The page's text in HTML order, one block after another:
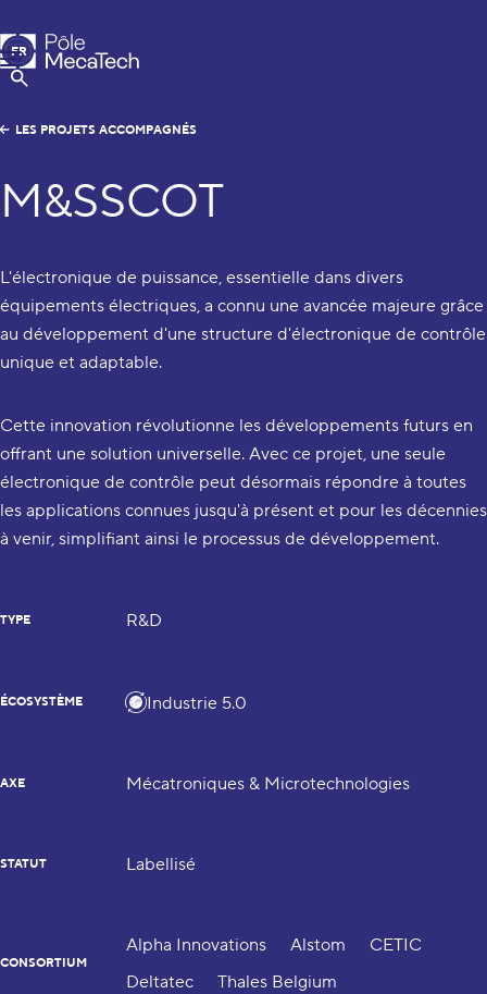
Pôle MecaTech
Menu
Afficher la Recherche
FR
EN
LES PROJETS ACCOMPAGNÉS
M&SSCOT
L'électronique de puissance, essentielle dans divers
équipements électriques, a connu une avancée majeure grâce
au développement d'une structure d'électronique de contrôle
unique et adaptable.
Cette innovation révolutionne les développements futurs en
offrant une solution universelle. Avec ce projet, une seule
électronique de contrôle peut désormais répondre à toutes
les applications connues jusqu'à présent et pour les décennies
à venir, simplifiant ainsi le processus de développement.
TYPE R&D
ÉCOSYSTÈME Industrie 5.0
AXE Mécatroniques & Microtechnologies
STATUT Labellisé
CONSORTIUM
Alpha Innovations Alstom
CETIC
Deltatec
Thales Belgium